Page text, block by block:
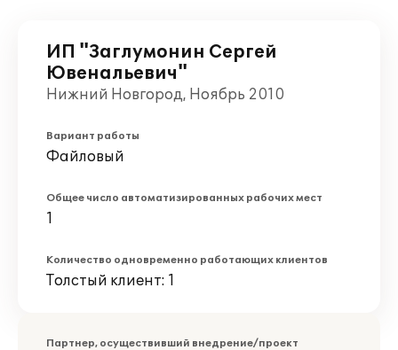
ИП "Заглумонин Сергей
Ювенальевич"
Нижний Новгород, Ноябрь 2010
Вариант работы
Файловый
Общее число автоматизированных рабочих мест
1
Количество одновременно работающих клиентов
Толстый клиент: 1
Партнер, осуществивший внедрение/проект